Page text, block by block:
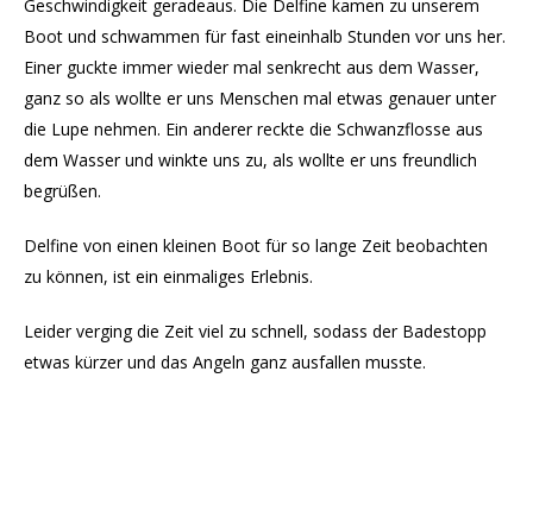
Geschwindigkeit geradeaus. Die Delfine kamen zu unserem
Boot und schwammen für fast eineinhalb Stunden vor uns her.
Einer guckte immer wieder mal senkrecht aus dem Wasser,
ganz so als wollte er uns Menschen mal etwas genauer unter
die Lupe nehmen. Ein anderer reckte die Schwanzflosse aus
dem Wasser und winkte uns zu, als wollte er uns freundlich
begrüßen.
Delfine von einen kleinen Boot für so lange Zeit beobachten
zu können, ist ein einmaliges Erlebnis.
Leider verging die Zeit viel zu schnell, sodass der Badestopp
etwas kürzer und das Angeln ganz ausfallen musste.